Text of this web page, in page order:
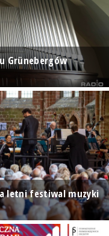
Grünebergów
letni festiwal muzyki